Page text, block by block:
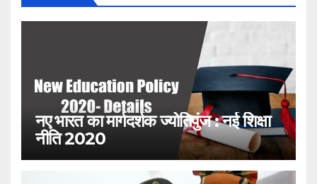
नए भारत का मार्गदर्शक ज्योतिपुंज : नई शिक्षा
नीति 2020